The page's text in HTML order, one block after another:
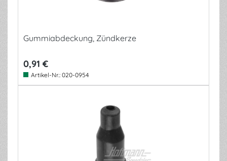
Gummiabdeckung, Zündkerze
0,91 €
Artikel-Nr.: 020-0954